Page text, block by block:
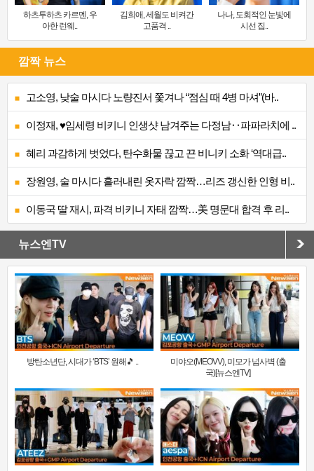
하츠투하츠 카르멘, 우
아한 런웨..
김희애, 세월도 비켜간
고품격 ..
나나, 도회적인 눈빛에
시선 집..
깜짝 뉴스
고소영, 낮술 마시다 노량진서 쫓겨나 “점심 때 4병 마셔”(바..
이정재, ♥임세령 비키니 인생샷 남겨주는 다정남‥파파라치에 ..
혜리 과감하게 벗었다, 탄수화물 끊고 끈 비니키 소화 ‘역대급..
장원영, 술 마시다 흘러내린 옷자락 깜짝…리즈 갱신한 인형 비..
이동국 딸 재시, 파격 비키니 자태 깜짝…美 명문대 합격 후 리..
뉴스엔TV
방탄소년단, 시대가 ‘BTS’ 원해🎵 ..
미야오(MEOVV), 미모가 넘사벽 (출
국)[뉴스엔TV]